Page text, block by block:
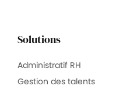
Solutions
Administratif RH
Gestion des talents